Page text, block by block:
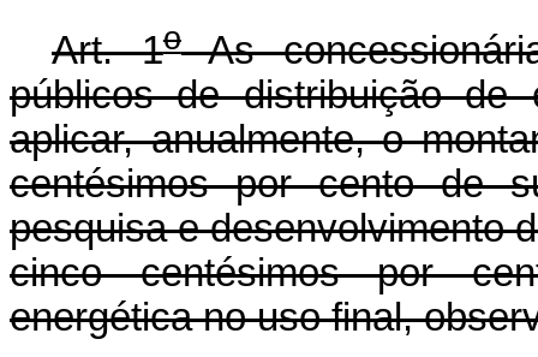
Art. 1oAs
públicos de distribuição de
aplicar, anualmente, o
centésimos por cento de
pesquisa e desenvolvimento
cinco centésimos por
energética no uso final,